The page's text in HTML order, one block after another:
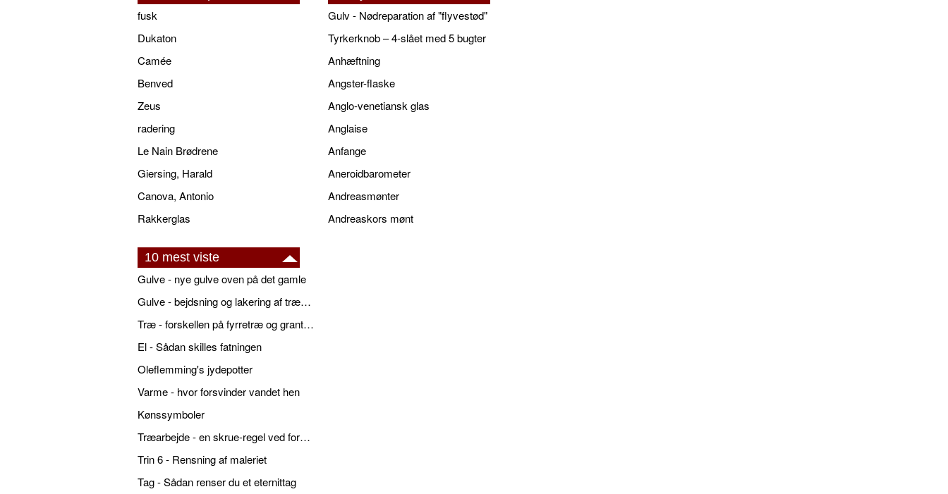
fusk
Dukaton
Camée
Benved
Zeus
radering
Le Nain Brødrene
Giersing, Harald
Canova, Antonio
Rakkerglas
Gulv - Nødreparation af "flyvestød"
Tyrkerknob – 4-slået med 5 bugter
Anhæftning
Angster-flaske
Anglo-venetiansk glas
Anglaise
Anfange
Aneroidbarometer
Andreasmønter
Andreaskors mønt
10 mest viste
Gulve - nye gulve oven på det gamle
Gulve - bejdsning og lakering af trægulve
Træ - forskellen på fyrretræ og grantræ
El - Sådan skilles fatningen
Oleflemming's jydepotter
Varme - hvor forsvinder vandet hen
Kønssymboler
Træarbejde - en skrue-regel ved forboring
Trin 6 - Rensning af maleriet
Tag - Sådan renser du et eternittag